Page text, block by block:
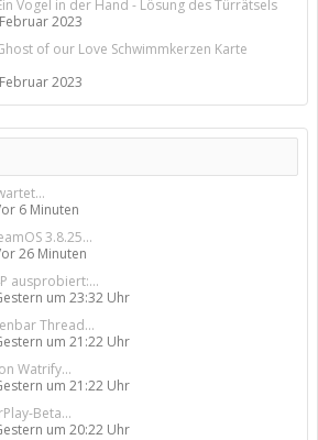
Vogel in der Hand - Lösung des Türrätsels
2023
of our Love Schwimmkerzen Karte
2023
6 Minuten
3.8.25...
26 Minuten
ausprobiert:...
um 23:32 Uhr
Thread...
um 21:22 Uhr
Watrify...
um 21:22 Uhr
Beta...
um 20:22 Uhr